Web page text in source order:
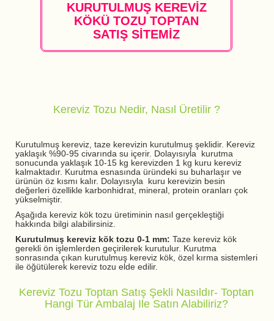
KURUTULMUŞ KEREVİZ
KÖKÜ TOZU TOPTAN
SATIŞ SİTEMİZ
Kereviz Tozu Nedir, Nasıl Üretilir ?
Kurutulmuş kereviz, taze kerevizin kurutulmuş şeklidir. Kereviz
yaklaşık %90-95 civarında su içerir. Dolayısıyla kurutma
sonucunda yaklaşık 10-15 kg kerevizden 1 kg kuru kereviz
kalmaktadır. Kurutma esnasında üründeki su buharlaşır ve
ürünün öz kısmı kalır. Dolayısıyla kuru kerevizin besin
değerleri özellikle karbonhidrat, mineral, protein oranları çok
yükselmiştir.
Aşağıda kereviz kök tozu üretiminin nasıl gerçekleştiği
hakkında bilgi alabilirsiniz.
Kurutulmuş kereviz kök tozu 0-1 mm: Taze kereviz kök
gerekli ön işlemlerden geçirilerek kurutulur. Kurutma
sonrasında çıkan kurutulmuş kereviz kök, özel kırma sistemleri
ile öğütülerek kereviz tozu elde edilir.
Kereviz Tozu Toptan Satış Şekli Nasıldır- Toptan
Hangi Tür Ambalaj Ile Satın Alabiliriz?